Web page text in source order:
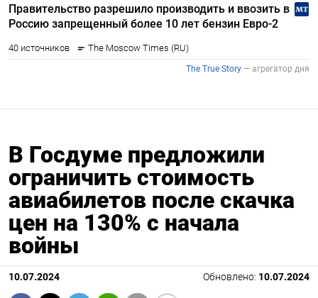
В Госдуме предложили
ограничить стоимость
авиабилетов после скачка
цен на 130% с начала
войны
10.07.2024 Обновлено: 10.07.2024